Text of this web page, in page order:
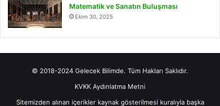
Matematik ve Sanatın Buluşması
Ekim 30, 2025
© 2018-2024 Gelecek Bilimde. Tüm Hakları Saklıdır.
KVKK Aydınlatma Metni
Sitemizden alınan içerikler kaynak gösterilmesi kuralıyla başka